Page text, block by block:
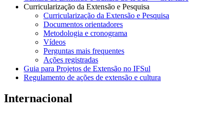
Curricularização da Extensão e Pesquisa
Curricularização da Extensão e Pesquisa
Documentos orientadores
Metodologia e cronograma
Vídeos
Perguntas mais frequentes
Ações registradas
Guia para Projetos de Extensão no IFSul
Regulamento de ações de extensão e cultura
Internacional